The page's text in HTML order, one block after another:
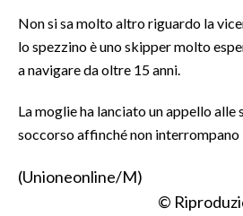
MOTORI
TENNIS
ALTRI SPORT
CULTURA
Non si sa molto altro riguardo la
lo spezzino è uno skipper molto
a navigare da oltre 15 anni.
La moglie ha lanciato un appello alle
soccorso affinché non interrompano
(Unioneonline/M)
©